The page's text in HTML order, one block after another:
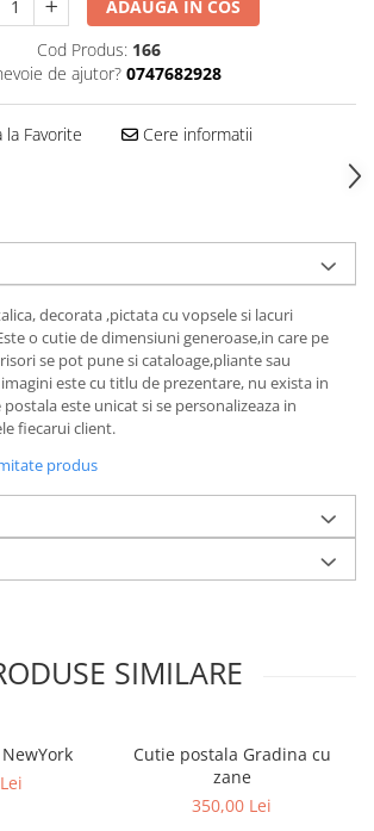
ADAUGA IN COS
Cod Produs: 166
de ajutor? 0747682928
Favorite Cere informatii
decorata ,pictata cu vopsele si lacuri
o cutie de dimensiuni generoase,in care pe
se pot pune si cataloage,pliante sau
este cu titlu de prezentare, nu exista in
este unicat si se personalizeaza in
fiecarui client.
produs
SIMILARE
Cutie postala Gradina cu
zane
350,00 Lei